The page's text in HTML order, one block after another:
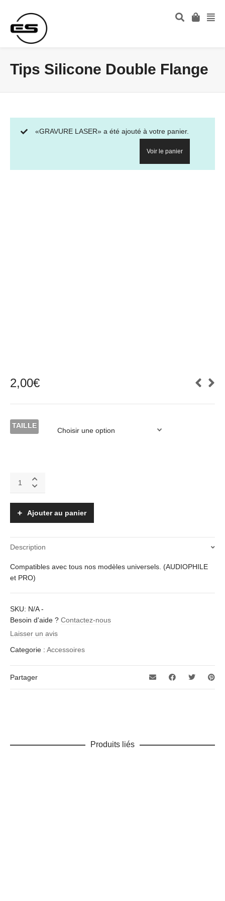
Tips Silicone Double Flange
«GRAVURE LASER» a été ajouté à votre panier.
Voir le panier
2,00€
TAILLE
Silicone
quantity
Ajouter au panier
Description
Compatibles avec tous nos modèles universels. (AUDIOPHILE
et PRO)
SKU: N/A-
Besoin d'aide ? Contactez-nous
Laisser un avis
Categorie : Accessoires
Partager
Produits liés